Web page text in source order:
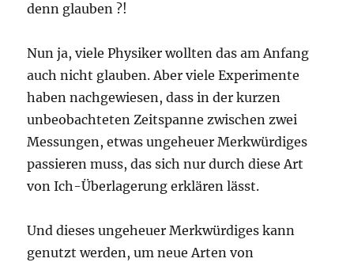
denn glauben ?!
Nun ja, viele Physiker wollten das am Anfang
auch nicht glauben. Aber viele Experimente
haben nachgewiesen, dass in der kurzen
unbeobachteten Zeitspanne zwischen zwei
Messungen, etwas ungeheuer Merkwürdiges
passieren muss, das sich nur durch diese Art
von Ich-Überlagerung erklären lässt.
Und dieses ungeheuer Merkwürdiges kann
genutzt werden, um neue Arten von